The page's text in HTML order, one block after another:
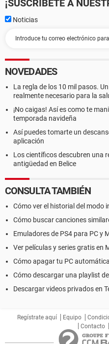
¡SUSCRÍBETE A
Noticias
NOVEDADES
La regla de los 10 mil pasos.
realmente necesario para la
¡No caigas! Así es como te
temporada navideña
Así puedes tomarte un
aplicación
Los científicos descubren una
antigüedad en Belice
CONSULTA TAMBIÉN
Cómo ver el historial del modo
Cómo buscar canciones
Emuladores de PS4 para PC y
Ver películas y series gratis en
Cómo apagar tu PC
Cómo descargar una playlist
Descargar videos privados en
Regístrate aquí Equipo
Contacto